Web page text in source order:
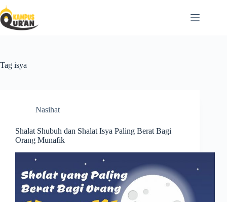
Tag isya
Nasihat
Shalat Shubuh dan Shalat Isya Paling Berat Bagi
Orang Munafik